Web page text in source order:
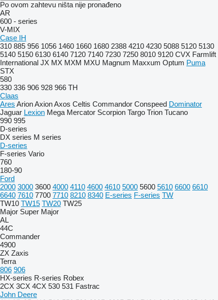
Po ovom zahtevu ništa nije pronađeno
AR
600 - series
V-MIX
Case IH
310 885 956 1056 1460 1660 1680 2388 4210 4230 5088 5120 5130
5140 5150 6130 6140 7120 7140 7230 7250 8010 9120 CVX Farmlift
International JX MX MXM MXU Magnum Maxxum Optum Puma
STX
580
330 336 906 928 966 TH
Claas
Ares ArionAxionAxos Celtis Commandor Conspeed Dominator
Jaguar Lexion Mega Mercator Scorpion Targo Trion Tucano
990 995
D-series
DX series M series
D-series
F-series Vario
760
180-90
Ford
2000 3000 3600 4000 4110 4600 4610 5000 5600 5610 6600 6610
6640 7610 7700 7710 8210 8340 E-series F-series TW
TW10 TW15 TW20 TW25
Major Super Major
AL
44C
Commander
4900
ZX Zaxis
Terra
806 906
HX-series R-series Robex
2CX 3CX 4CX 530 531 Fastrac
John Deere